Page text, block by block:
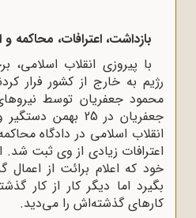
بازداشت، اعترافات، محاکمه و
با پیروزی انقلاب اسلامی،
رژیم به خارج از کشور فرار
محمود جعفریان توسط
جعفریان در 25
انقلاب اسلامی در دادگاه
اعترافات زیادی از وی ثبت
خود که اعلام برائت از
بگیرد اما دیگر کار از کار
کارهای گذشته‌اش را می‌دید.